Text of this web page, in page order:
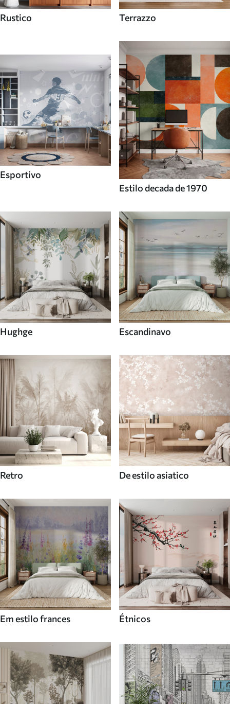
Rustico Terrazzo
Esportivo
Estilo decada de 1970
Hughge Escandinavo
Retro De estilo asiatico
Em estilo frances Étnicos